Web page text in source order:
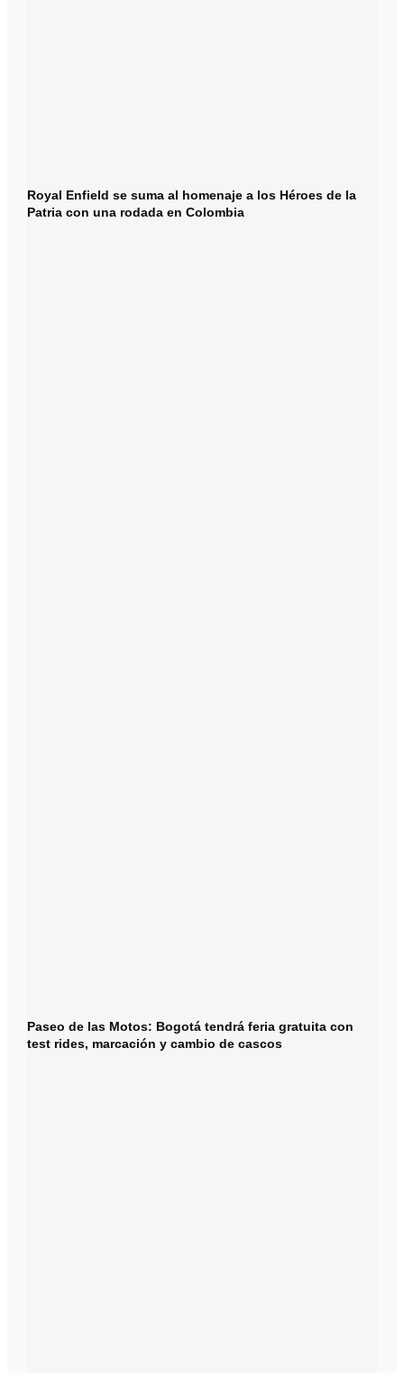
Royal Enfield se suma al homenaje a los Héroes de la
Patria con una rodada en Colombia
Paseo de las Motos: Bogotá tendrá feria gratuita con
test rides, marcación y cambio de cascos